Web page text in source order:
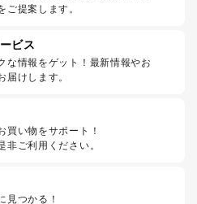
ご提案します。
ビス
な情報をゲット！最新情報やお
届けします。
買い物をサポート！
非ご利用ください。
見つかる！